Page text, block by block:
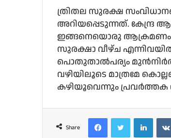
ത്രിതല സുരക്ഷ
അറിയപ്പെടുന്നത്. കേന്ദ്ര
ഇങ്ങനെയൊരു ആക്രമണം
സുരക്ഷാ വീഴ്ച
പൊതുതാല്‍പര്യം
വഴിയിലൂടെ മാത്രമേ
കഴിയൂവെന്നും പ്രവര്‍ത്തക
Share
FacebookTwitter